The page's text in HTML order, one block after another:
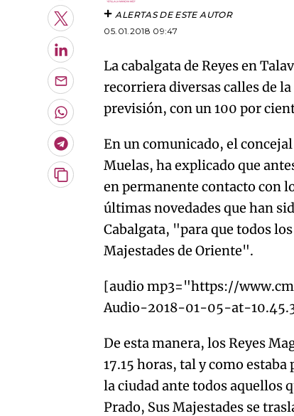
Twitter
LinkedIn
Enviar
por
Email
Whatsapp
Telegram
Copiar
ALERTAS DE ESTE AUTOR
05.01.2018 09:47
La cabalgata de Reyes en
recorriera diversas calles de
previsión, con un 100 por
En un comunicado, el
Muelas, ha explicado que
en permanente contacto con
últimas novedades que han
Cabalgata, "para que todos
Majestades de Oriente".
[audio mp3="https://
Audio-2018-01-05-at-
De esta manera, los Reyes
17.15 horas, tal y como
la ciudad ante todos aquellos
Prado, Sus Majestades se